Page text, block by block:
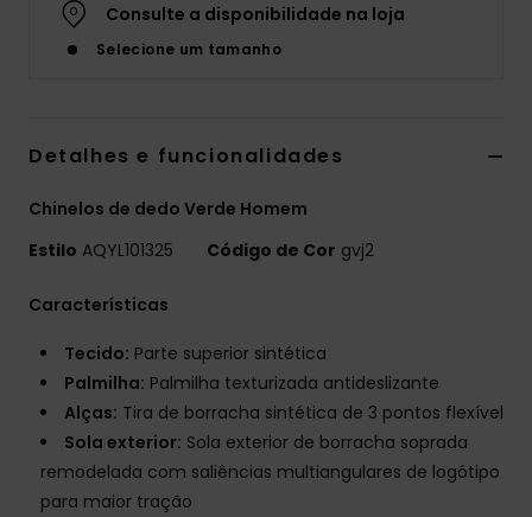
Consulte a disponibilidade na loja
Selecione um tamanho
Detalhes e funcionalidades
Chinelos de dedo Verde Homem
Estilo AQYL101325 Código de Cor gvj2
Características
Tecido: Parte superior sintética
Palmilha: Palmilha texturizada antideslizante
Alças: Tira de borracha sintética de 3 pontos flexível
Sola exterior: Sola exterior de borracha soprada
remodelada com saliências multiangulares de logótipo
para maior tração